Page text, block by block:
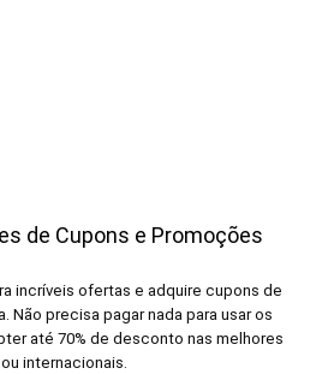
de Cupons e Promoções
incríveis ofertas e adquire cupons de
precisa pagar nada para usar os
até 70% de desconto nas melhores
internacionais.